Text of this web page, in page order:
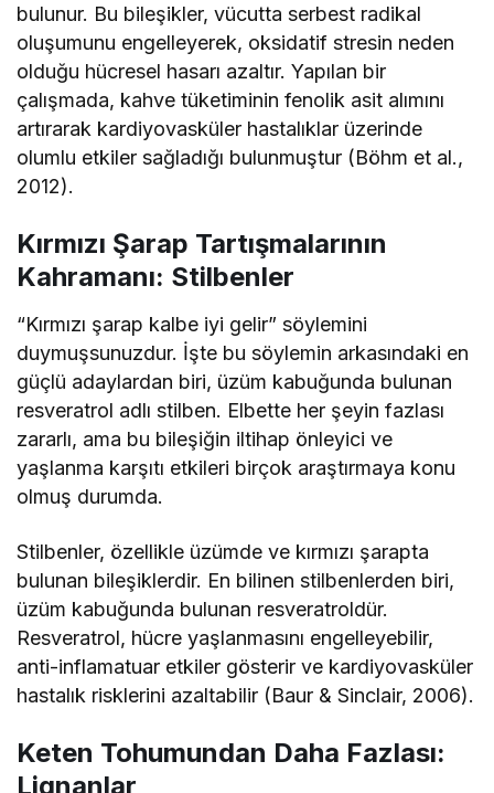
bulunur. Bu bileşikler, vücutta serbest radikal
oluşumunu engelleyerek, oksidatif stresin neden
olduğu hücresel hasarı azaltır. Yapılan bir
çalışmada, kahve tüketiminin fenolik asit alımını
artırarak kardiyovasküler hastalıklar üzerinde
olumlu etkiler sağladığı bulunmuştur (Böhm et al.,
2012).
Kırmızı Şarap Tartışmalarının
Kahramanı: Stilbenler
“Kırmızı şarap kalbe iyi gelir” söylemini
duymuşsunuzdur. İşte bu söylemin arkasındaki en
güçlü adaylardan biri, üzüm kabuğunda bulunan
resveratrol adlı stilben. Elbette her şeyin fazlası
zararlı, ama bu bileşiğin iltihap önleyici ve
yaşlanma karşıtı etkileri birçok araştırmaya konu
olmuş durumda.
Stilbenler, özellikle üzümde ve kırmızı şarapta
bulunan bileşiklerdir. En bilinen stilbenlerden biri,
üzüm kabuğunda bulunan resveratroldür.
Resveratrol, hücre yaşlanmasını engelleyebilir,
anti-inflamatuar etkiler gösterir ve kardiyovasküler
hastalık risklerini azaltabilir (Baur & Sinclair, 2006).
Keten Tohumundan Daha Fazlası:
Lignanlar